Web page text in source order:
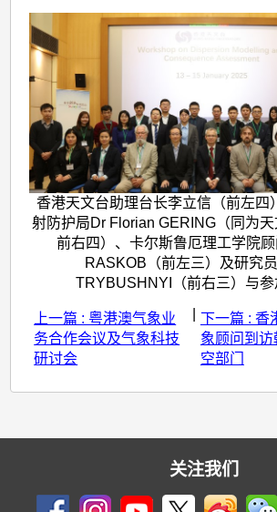
香港天文台助理台长李立信（前左四
射防护局Dr Florian GERING（同为天
前右四）、卡尔斯鲁厄理工学院
RASKOB（前左三）及研究
TRYBUSHNYI（前右三）与参
上一篇 : 粤港澳气象业
务合作会议及气象科技
研讨会
下一篇 : 香
象顾问到
空部门
关注我们